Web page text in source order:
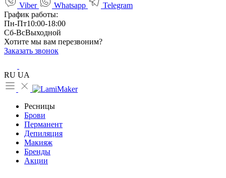
Viber
Whatsapp
Telegram
График работы:
Пн-Пт10:00-18:00
Сб-ВсВыходной
Хотите мы вам перезвоним?
Заказать звонок
RU UA
Ресницы
Брови
Перманент
Депиляция
Макияж
Бренды
Акции